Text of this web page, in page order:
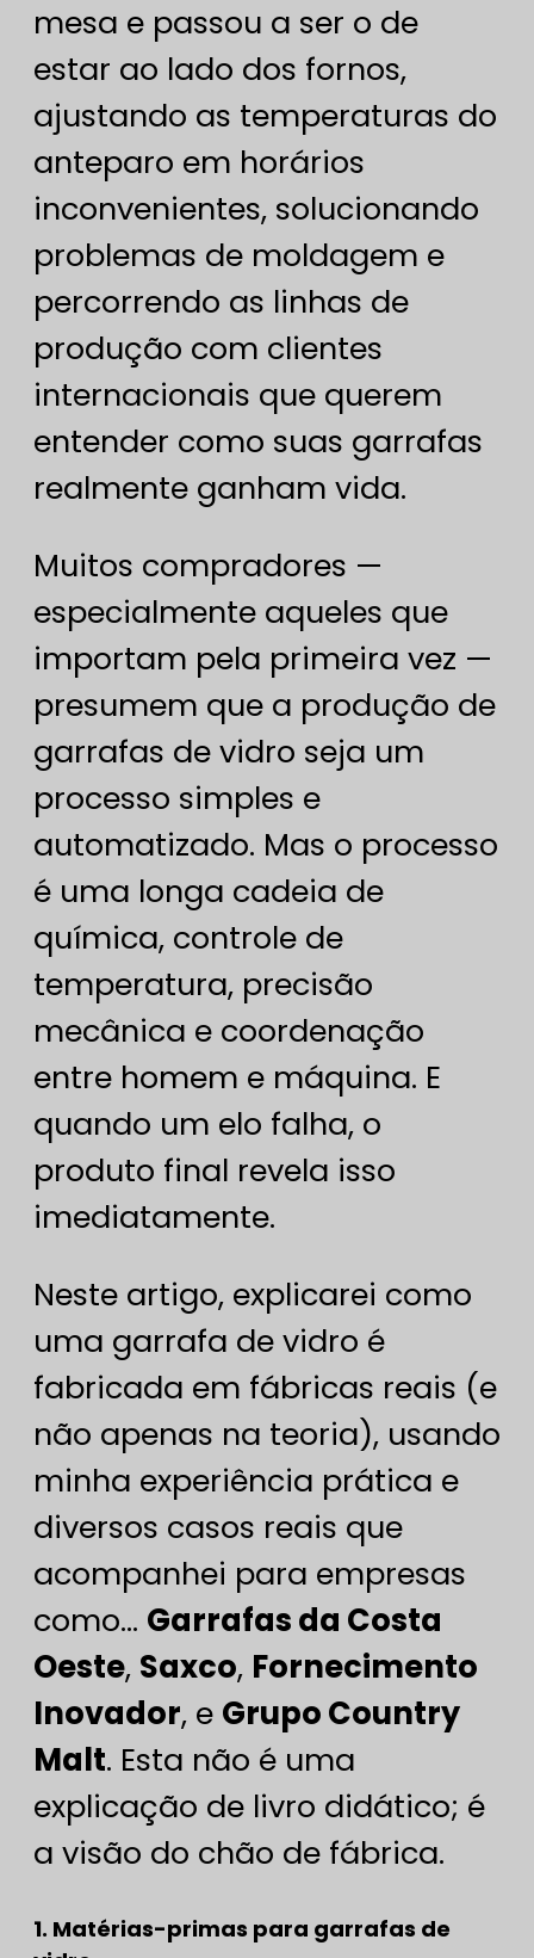
mesa e passou a ser o de
estar ao lado dos fornos,
ajustando as temperaturas do
anteparo em horários
inconvenientes, solucionando
problemas de moldagem e
percorrendo as linhas de
produção com clientes
internacionais que querem
entender como suas garrafas
realmente ganham vida.
Muitos compradores —
especialmente aqueles que
importam pela primeira vez —
presumem que a produção de
garrafas de vidro seja um
processo simples e
automatizado. Mas o processo
é uma longa cadeia de
química, controle de
temperatura, precisão
mecânica e coordenação
entre homem e máquina. E
quando um elo falha, o
produto final revela isso
imediatamente.
Neste artigo, explicarei como
uma garrafa de vidro é
fabricada em fábricas reais (e
não apenas na teoria), usando
minha experiência prática e
diversos casos reais que
acompanhei para empresas
como... Garrafas da Costa
Oeste, Saxco, Fornecimento
Inovador, e Grupo Country
Malt. Esta não é uma
explicação de livro didático; é
a visão do chão de fábrica.
1. Matérias-primas para garrafas de